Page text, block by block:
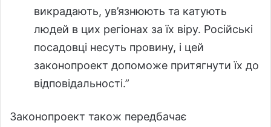
викрадають, ув’язнюють та катують
людей в цих регіонах за їх віру. Російські
посадовці несуть провину, і цей
законопроект допоможе притягнути їх до
відповідальності.”
Законопроект також передбачає